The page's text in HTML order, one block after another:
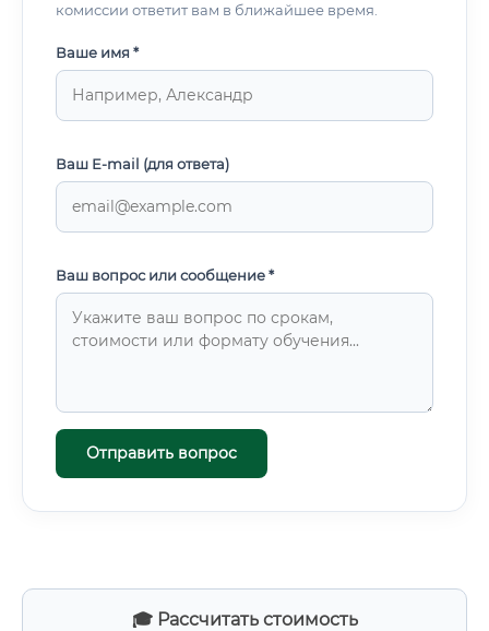
🎓 Рассчитать стоимость
комиссии ответит вам в ближайшее время.
Ваше имя *
Ваш E-mail (для ответа)
Ваш вопрос или сообщение *
Отправить вопрос